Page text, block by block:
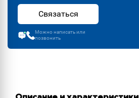
Связаться
Можно написать или
позвонить